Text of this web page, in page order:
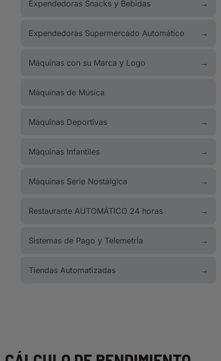
Expendedoras Snacks y Bebidas
Expendedoras Supermercado Automático
Máquinas con su Marca y Logo
Máquinas de Música
Máquinas Deportivas
Máquinas Infantiles
Máquinas Serie Nostálgica
Restaurante AUTOMÁTICO 24 horas
Sistemas de Pago y TelemetrÍa
Tiendas Automatizadas